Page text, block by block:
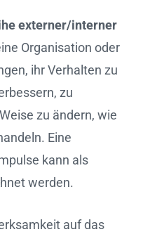
externer/interner
Organisation oder
ihr Verhalten zu
zu
zu ändern, wie
Eine
kann als
werden.
auf das